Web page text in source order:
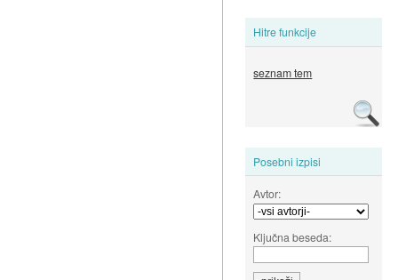
Hitre funkcije
seznam tem
Posebni izpisi
Avtor:
Ključna beseda: